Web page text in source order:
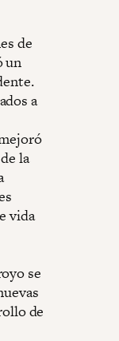
de
un
a
la
vida
se
de